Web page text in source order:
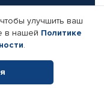
компании
улучшить ваш
в нашей Политике
.